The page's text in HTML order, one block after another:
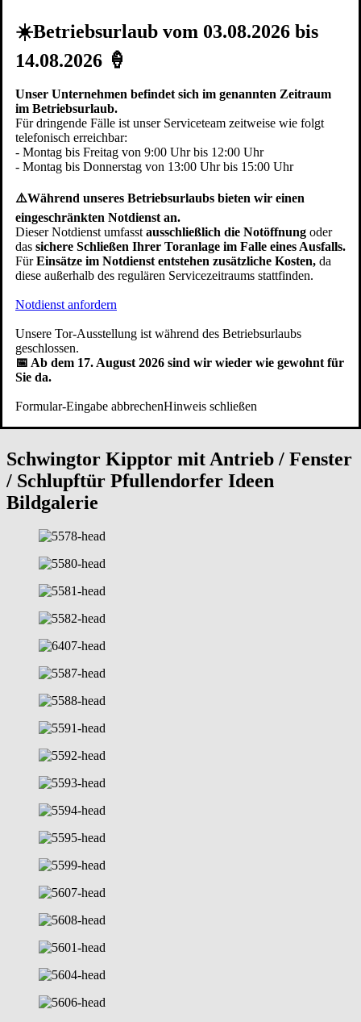
selbst und verleihen dem Tor in
Ihre
persönliche Note.
Eine besondere Variante ist das
Schwingtor bauseitige Füllung
fassadenbündiges Schwingtor ist in geschlossenem Zustand als
solches nicht mehr erkennbar. Beim Schwingtor bauseitige Füllung
liefern und montieren wir eine Schwingtor Unterkonstruktion. Der
Kunde oder sein Handwerker können dann auf der Baustelle
Fridingen an der Donaudie Torfüllung montieren. So kann
sichergestellt werden, dass z.B. die gleichen Fassadenplatten oder
restlichen Gebäude.
Verarbeitung
Bei Pfullendorfer Tor-Systeme® entstehen dieGaragen
Schwingtore seit 1949in Handarbeit durch erfahrene Schlosser und
Unsere eigene Produktion ist nach den Normen
umweltzertifiziert. Unsere Handwerker fertigen Kipptore mit
Herzblut. Egal für welches Design Sie sich entscheiden, die Qualität
der hochwertigen Verarbeitung stimmt bei einerSchwingtor Garage
aus Pfullendorf ebenso wie der Service. Zu unserem Service gehört,
auch viele Jahre nach demSchwingtor Einbaunoch bei uns
bestellen können.
Schwingtor Kipptor mit Antrieb / Fenster
/ Schlupftür Pfullendorfer Ideen
Bildgalerie
☀️Betriebsurlaub vom 03.08.2026 bis
14.08.2026 🍦
Unser Unternehmen befindet sich im genannten Zeitraum
im Betriebsurlaub.
Für dringende Fälle ist unser Serviceteam zeitweise wie folgt
telefonisch erreichbar:
- Montag bis Freitag von 9:00 Uhr bis 12:00 Uhr
- Montag bis Donnerstag von 13:00 Uhr bis 15:00 Uhr
⚠️Während unseres Betriebsurlaubs bieten wir einen
eingeschränkten Notdienst an.
Dieser Notdienst umfasstausschließlich die Notöffnung oder
das sichere Schließen Ihrer Toranlage im Falle eines Ausfalls.
FürEinsätze im Notdienst entstehen zusätzliche Kosten, da
diese außerhalb des regulären Servicezeitraums stattfinden.
Notdienst anfordern
Unsere Tor-Ausstellung ist während des Betriebsurlaubs
geschlossen.
📅 Ab dem 17. August 2026 sind wir wieder wie gewohnt für
Sie da.
Formular-Eingabe abbrechenHinweis schließen